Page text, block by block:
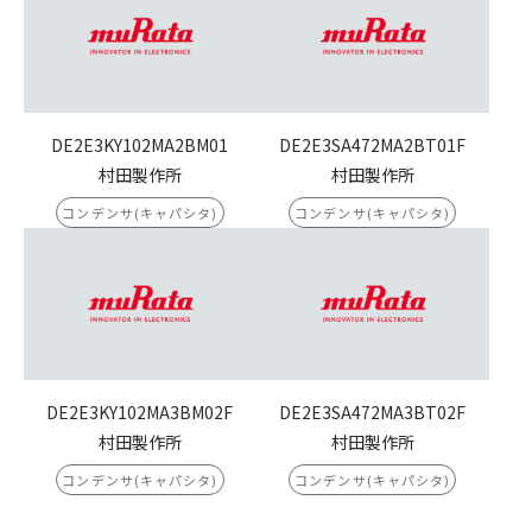
DE2E3KY102MA2BM01
村田製作所
コンデンサ(キャパシタ)
DE2E3SA472MA2BT01F
村田製作所
コンデンサ(キャパシタ)
DE2E3KY102MA3BM02F
村田製作所
コンデンサ(キャパシタ)
DE2E3SA472MA3BT02F
村田製作所
コンデンサ(キャパシタ)